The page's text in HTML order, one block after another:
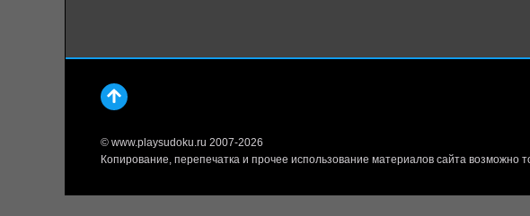
© www.playsudoku.ru 2007-2026
Копирование, перепечатка и прочее использование материалов сайта возможно